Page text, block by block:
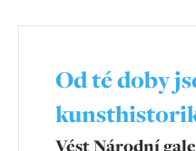
Od té doby
​​​​​​​Vést Národní